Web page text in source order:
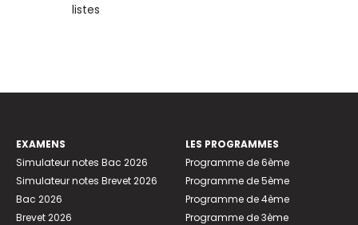
listes
EXAMENS
Simulateur notes Bac 2026
Simulateur notes Brevet 2026
Bac 2026
Brevet 2026
LES PROGRAMMES
Programme de 6ème
Programme de 5ème
Programme de 4ème
Programme de 3ème